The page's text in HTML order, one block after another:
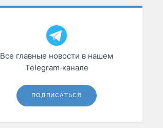
Все главные новости в нашем
Telegram‑канале
ПОДПИСАТЬСЯ